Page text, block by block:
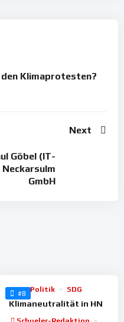
Klimaprotesten?
Next
Göbel (IT-
Neckarsulm
GmbH
#8 Politik SDG
Klimaneutralität in HN